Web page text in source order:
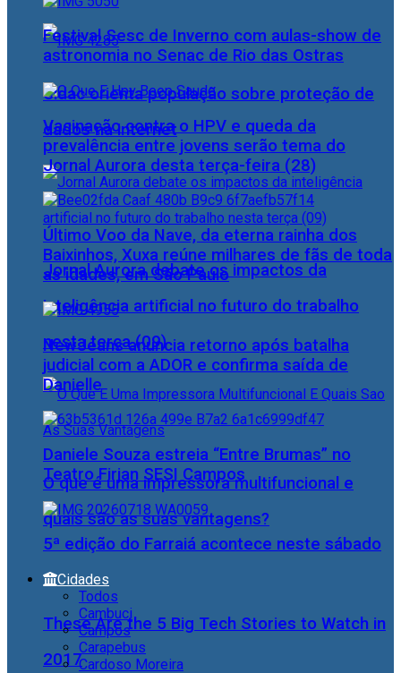
Cidac orienta população sobre proteção de
dados na internet
Jornal Aurora debate os impactos da
inteligência artificial no futuro do trabalho
nesta terça (09)
O que é uma impressora multifuncional e
quais são as suas vantagens?
These Are the 5 Big Tech Stories to Watch in
2017
Festival Sesc de Inverno com aulas-show de
astronomia no Senac de Rio das Ostras
Vacinação contra o HPV e queda da
prevalência entre jovens serão tema do
Jornal Aurora desta terça-feira (28)
Último Voo da Nave, da eterna rainha dos
Baixinhos, Xuxa reúne milhares de fãs de toda
as idades, em São Paulo
NewJeans anuncia retorno após batalha
judicial com a ADOR e confirma saída de
Danielle
Daniele Souza estreia “Entre Brumas” no
Teatro Firjan SESI Campos
5ª edição do Farraiá acontece neste sábado
Cidades
Todos
Cambuci
Campos
Carapebus
Cardoso Moreira